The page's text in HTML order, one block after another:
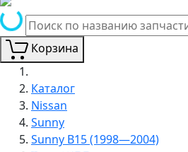
Корзина
Каталог
Nissan
Sunny
Sunny B15 (1998—2004)